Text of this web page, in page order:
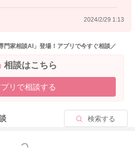
量に摂取したわけではありませんので
す。
2024/2/29 1:13
門家相談AI」登場！アプリで今すぐ相談／
相談はこちら
リで相談する
検索する
もっと見る